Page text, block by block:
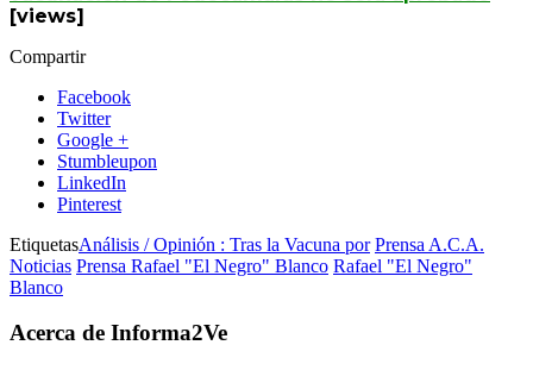
[views]
Compartir
Facebook
Twitter
Google +
Stumbleupon
LinkedIn
Pinterest
EtiquetasAnálisis / Opinión : Tras la Vacuna por Prensa A.C.A.
Noticias Prensa Rafael "El Negro" Blanco Rafael "El Negro"
Blanco
Acerca de Informa2Ve